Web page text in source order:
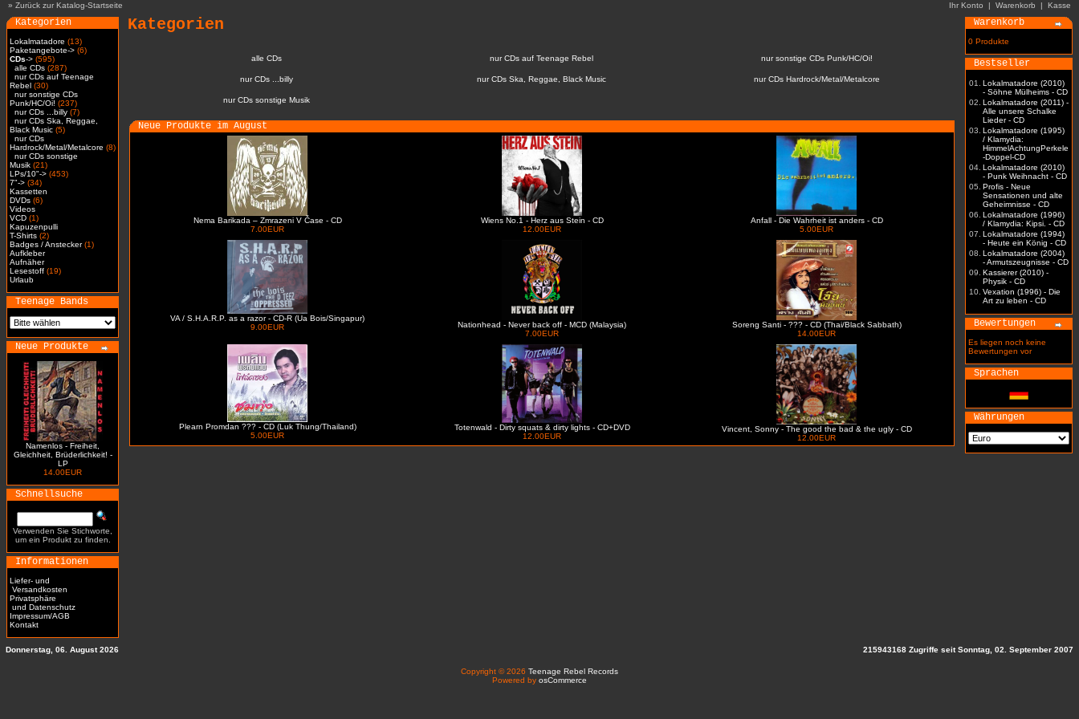
» Zurück zur Katalog-Startseite Ihr Konto | Warenkorb | Kasse
Kategorien
Lokalmatadore (13)
Paketangebote-> (6)
CDs-> (595)
alle CDs (287)
nur CDs auf Teenage
Rebel (30)
nur sonstige CDs
Punk/HC/Oi! (237)
nur CDs ...billy (7)
nur CDs Ska, Reggae,
Black Music (5)
nur CDs
Hardrock/Metal/Metalcore (8)
nur CDs sonstige
Musik (21)
LPs/10"-> (453)
7"-> (34)
Kassetten
DVDs (6)
Videos
VCD (1)
Kapuzenpulli
T-Shirts (2)
Badges / Anstecker(1)
Aufkleber
Aufnäher
Lesestoff (19)
Urlaub
Teenage Bands
Neue Produkte
Namenlos - Freiheit,
Gleichheit, Brüderlichkeit! -
LP
14.00EUR
Schnellsuche
Verwenden Sie Stichworte,
um ein Produkt zu finden.
Informationen
Liefer- und
Versandkosten
Privatsphäre
und Datenschutz
Impressum/AGB
Kontakt
Kategorien
alle CDs nur CDs auf Teenage Rebel nur sonstige CDs Punk/HC/Oi!
nur CDs ...billy nur CDs Ska, Reggae, Black Music nur CDs Hardrock/Metal/Metalcore
nur CDs sonstige Musik
Neue Produkte im August
Nema Barikada – Zmrazeni V Čase - CD
7.00EUR
Wiens No.1 - Herz aus Stein - CD
12.00EUR
Anfall - Die Wahrheit ist anders - CD
5.00EUR
VA / S.H.A.R.P. as a razor - CD-R (Ua Bois/Singapur)
9.00EUR
Nationhead - Never back off - MCD (Malaysia)
7.00EUR
Soreng Santi - ??? - CD (Thai/Black Sabbath)
14.00EUR
Plearn Promdan ??? - CD (Luk Thung/Thailand)
5.00EUR
Totenwald - Dirty squats & dirty lights - CD+DVD
12.00EUR
Vincent, Sonny - The good the bad & the ugly - CD
12.00EUR
Warenkorb
0 Produkte
Bestseller
01.
Lokalmatadore (2010)
- Söhne Mülheims - CD
02. Lokalmatadore (2011) -
Alle unsere Schalke
Lieder - CD
03. Lokalmatadore (1995)
/ Klamydia:
HimmelAchtungPerkele
-Doppel-CD
04. Lokalmatadore (2010)
- Punk Weihnacht - CD
05. Profis - Neue
Sensationen und alte
Geheimnisse - CD
06. Lokalmatadore (1996)
/ Klamydia: Kipsi. - CD
07. Lokalmatadore (1994)
- Heute ein König - CD
08. Lokalmatadore (2004)
- Armutszeugnisse - CD
09. Kassierer (2010) -
Physik - CD
10. Vexation (1996) - Die
Art zu leben - CD
Bewertungen
Es liegen noch keine
Bewertungen vor
Sprachen
Währungen
Donnerstag, 06. August 2026 215943168 Zugriffe seit Sonntag, 02. September 2007
Copyright © 2026 Teenage Rebel Records
Powered by osCommerce